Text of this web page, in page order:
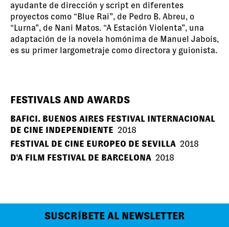
ayudante de dirección y script en diferentes
proyectos como “Blue Rai”, de Pedro B. Abreu, o
“Lurna”, de Nani Matos. “A Estación Violenta”, una
adaptación de la novela homónima de Manuel Jabois,
es su primer largometraje como directora y guionista.
FESTIVALS AND AWARDS
BAFICI. BUENOS AIRES FESTIVAL INTERNACIONAL
DE CINE INDEPENDIENTE 2018
FESTIVAL DE CINE EUROPEO DE SEVILLA 2018
D'A FILM FESTIVAL DE BARCELONA 2018
SUSCRÍBETE AL NEWSLETTER